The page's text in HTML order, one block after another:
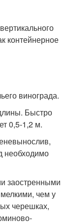
контейнерное
винограда.
Быстро
0,5-1,2 м.
необходимо
заостренными
чем у
черешках,